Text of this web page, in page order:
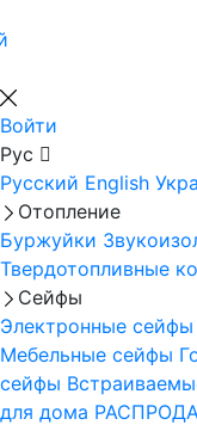
Войти
Рус
Русский English
Отопление
Буржуйки
Твердотопливные
Сейфы
Электронные сейфы
Мебельные сейфы
сейфы
для дома